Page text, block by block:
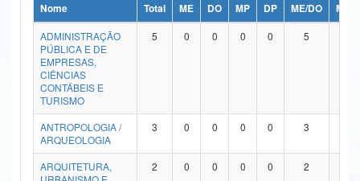
Ministério da Ciência, Tecnologia, Inovações e Comunicações
Ministério do Meio Ambiente
Ministério do Turismo
Ministério do Desenvolvimento Regional
Controladoria-Geral da União
Nome Total ME DO MP DP ME/DO
MP/
ADMINISTRAÇÃO
PÚBLICA E DE
EMPRESAS,
CIÊNCIAS
CONTÁBEIS E
TURISMO
5 0 0 0 0 5
ANTROPOLOGIA /
ARQUEOLOGIA
3 0 0 0 0 3
ARQUITETURA,
2 0 0 0 0 2